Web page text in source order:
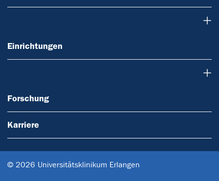
Einrichtungen
Forschung
Karriere
© 2026 Universitätsklinikum Erlangen